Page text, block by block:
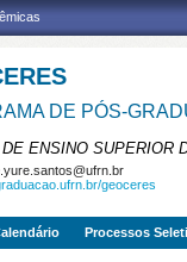
DE PÓS-
ENSINO SUPERIOR
geoceres
Processos